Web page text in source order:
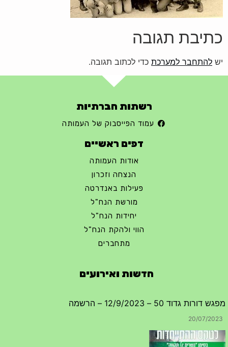
כתיבת תגובה
יש להתחבר למערכת כדי לכתוב תגובה.
רשתות חברתיות
עמוד הפייסבוק של העמותה
דפים ראשיים
אודות העמותה
הנצחה וזכרון
פעילות באנדרטה
מורשת הנח"ל
יחידות הנח"ל
הווי ולהקת הנח"ל
מתחברים
חדשות ואירועים
מפגש דורות גדוד 50 – 12/9/2023 – הרשמה
20/07/2023